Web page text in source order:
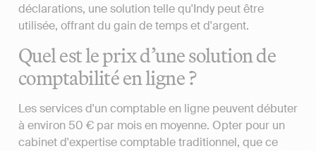
déclarations, une solution telle qu'Indy peut être
utilisée, offrant du gain de temps et d'argent.
Quel est le prix d’une solution de
comptabilité en ligne ?
Les services d'un comptable en ligne peuvent débuter
à environ 50 € par mois en moyenne. Opter pour un
cabinet d'expertise comptable traditionnel, que ce